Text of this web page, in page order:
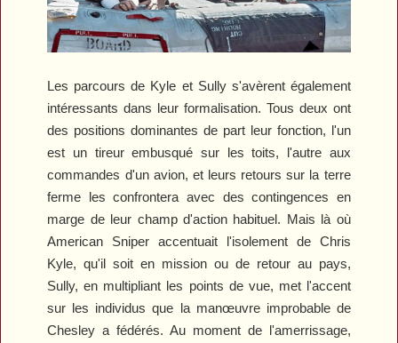
Les parcours de Kyle et Sully s'avèrent également
intéressants dans leur formalisation. Tous deux ont
des positions dominantes de part leur fonction, l'un
est un tireur embusqué sur les toits, l'autre aux
commandes d'un avion, et leurs retours sur la terre
ferme les confrontera avec des contingences en
marge de leur champ d'action habituel. Mais là où
American Sniper accentuait l'isolement de Chris
Kyle, qu'il soit en mission ou de retour au pays,
Sully,en multipliant les points de vue, met l'accent
sur les individus que la manœuvre improbable de
Chesley a fédérés. Au moment de l'amerrissage,